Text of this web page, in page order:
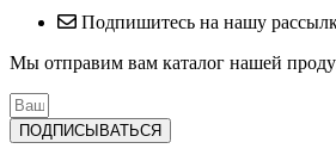
Подпишитесь на нашу
Мы отправим вам каталог нашей
ПОДПИСЫВАТЬСЯ